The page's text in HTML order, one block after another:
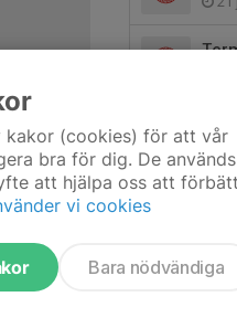
23
kakor (cookies) för att vår
bra för dig. De
att hjälpa oss att
vi cookies
Bara nödvändiga